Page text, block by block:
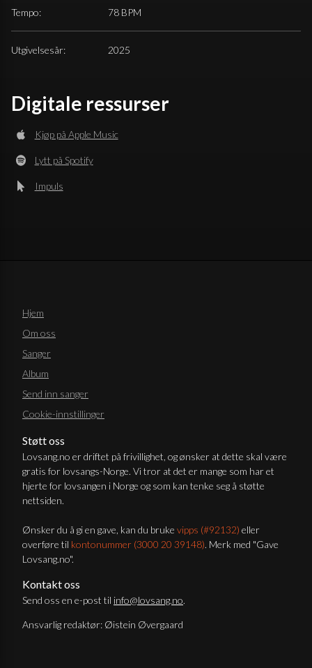
Tempo: 78 BPM
Utgivelsesår: 2025
Digitale ressurser
Kjøp på Apple Music
Lytt på Spotify
Impuls
Hjem
Om oss
Sanger
Album
Send inn sanger
Cookie-innstillinger
Støtt oss
Lovsang.no er driftet på frivillighet, og ønsker at dette skal være
gratis for lovsangs-Norge. Vi tror at det er mange som har et
hjerte for lovsangen i Norge og som kan tenke seg å støtte
nettsiden.
Ønsker du å gi en gave, kan du bruke vipps (#92132) eller
overføre til kontonummer (3000 20 39148). Merk med "Gave
Lovsang.no".
Kontakt oss
Send oss en e-post til info@lovsang.no.
Ansvarlig redaktør: Øistein Øvergaard